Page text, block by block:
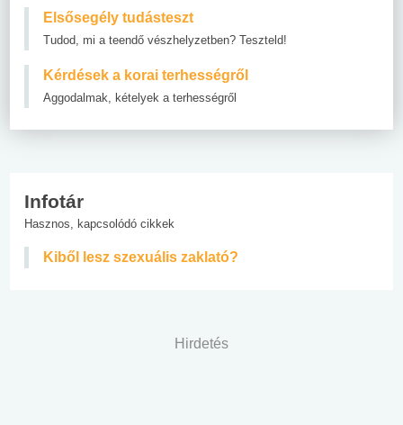
Elsősegély tudásteszt
Tudod, mi a teendő vészhelyzetben? Teszteld!
Kérdések a korai terhességről
Aggodalmak, kételyek a terhességről
Infotár
Hasznos, kapcsolódó cikkek
Kiből lesz szexuális zaklató?
Hirdetés